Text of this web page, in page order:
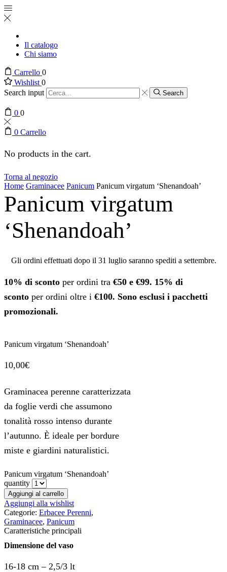
Il catalogo
Chi siamo
Carrello 0
Wishlist 0
Search input
Search
0 0
0 Carrello
No products in the cart.
Torna al negozio
Home Graminacee Panicum Panicum virgatum ‘Shenandoah’
Panicum virgatum
‘Shenandoah’
Gli ordini effettuati dopo il 31 luglio saranno spediti a settembre.
10% di sconto per ordini tra €50 e €99. 15% di
sconto per ordini oltre i €100. Sono esclusi i pacchetti
promozionali.
Panicum virgatum ‘Shenandoah’
10,00€
Graminacea perenne caratterizzata
da foglie verdi che assumono
tonalità rosso intenso durante
l’autunno. È ideale per bordure
miste e giardini naturalistici.
Panicum virgatum ‘Shenandoah’
quantity
Aggiungi al carrello
Aggiungi alla wishlist
Categorie: Erbacee Perenni,
Graminacee, Panicum
Caratteristiche principali
Dimensione del vaso
16-18 cm – 2,5/3 lt